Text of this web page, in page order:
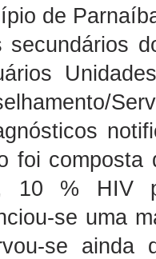
de
secundários
foi composta
10 % HIV
se uma
se